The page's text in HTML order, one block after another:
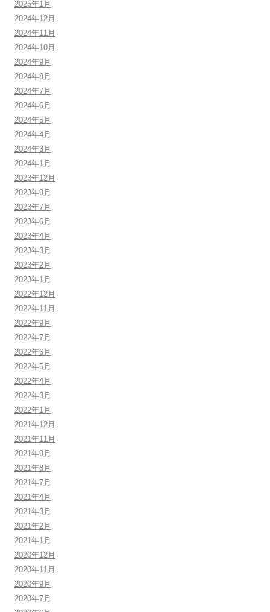
2025年1月
2024年12月
2024年11月
2024年10月
2024年9月
2024年8月
2024年7月
2024年6月
2024年5月
2024年4月
2024年3月
2024年1月
2023年12月
2023年9月
2023年7月
2023年6月
2023年4月
2023年3月
2023年2月
2023年1月
2022年12月
2022年11月
2022年9月
2022年7月
2022年6月
2022年5月
2022年4月
2022年3月
2022年1月
2021年12月
2021年11月
2021年9月
2021年8月
2021年7月
2021年4月
2021年3月
2021年2月
2021年1月
2020年12月
2020年11月
2020年9月
2020年7月